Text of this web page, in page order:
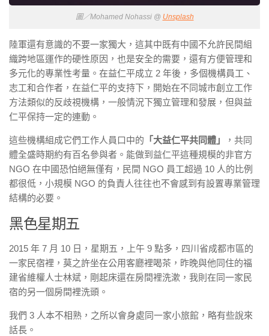
圖／Mohamed Nohassi @ Unsplash
陸軍還有意識的不要一家獨大，這其中既有中國不允許民間組
織跨地區運作的硬性原因，也是安全的需要，還有方便管理和
多元化的專業性考量。在益仁平成立 2 年後，多個機構員工、
志工和合作者，在益仁平的支持下，開始在不同城市創立工作
方法類似的反歧視機構，一般情況下獨立管理和發展，但與益
仁平保持一定的連動。
這些機構組成它們工作人員口中的 「大益仁平共同體」
，共同
體全盛時期約有百名參與者。能做到益仁平這種規模的非官方
NGO 在中國恐怕絕無僅有，民間 NGO 員工超過 10 人的比例
都很低，小規模 NGO 的負責人往往也不會感到有設置專業管理
結構的必要。
黑色星期五
2015 年 7 月 10 日，星期五，上午 9 點多，四川省成都市區的
一家民宿裡，莫之許坐在公用客廳裡喝茶，昨晚與他同住的福
建省維權人士林斌，剛起床還在房間裡洗漱，我則在同一家民
宿的另一個房間裡洗頭。
我們 3 人本不相熟，之所以會身處同一家小旅館，略有些說來
話長。